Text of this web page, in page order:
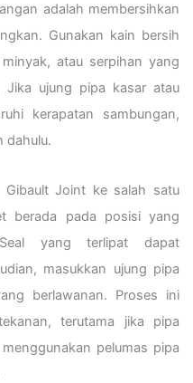
adalah membersihkan
Gunakan kain bersih
atau serpihan yang
Jika ujung pipa kasar atau
kerapatan sambungan,
dahulu.
Gibault Joint ke salah satu
berada pada posisi yang
yang terlipat dapat
masukkan ujung pipa
berlawanan. Proses ini
terutama jika pipa
pelumas pipa